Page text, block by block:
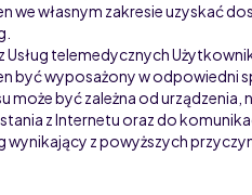
we własnym zakresie uzyskać
Usług telemedycznych
być wyposażony w odpowiedni
może być zależna od
z Internetu oraz do
wynikający z powyższych